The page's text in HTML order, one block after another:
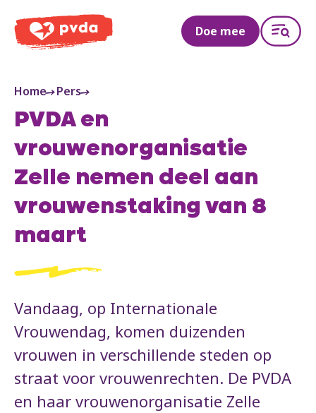
PVDA
Doe mee
Home Pers
PVDA en
vrouwenorganisatie
Zelle nemen deel aan
vrouwenstaking van 8
maart
Vandaag, op Internationale
Vrouwendag, komen duizenden
vrouwen in verschillende steden op
straat voor vrouwenrechten. De PVDA
en haar vrouwenorganisatie Zelle